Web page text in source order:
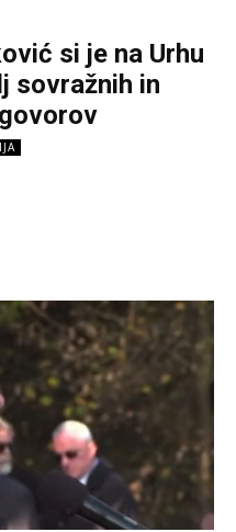
si je na Urhu
sovražnih in